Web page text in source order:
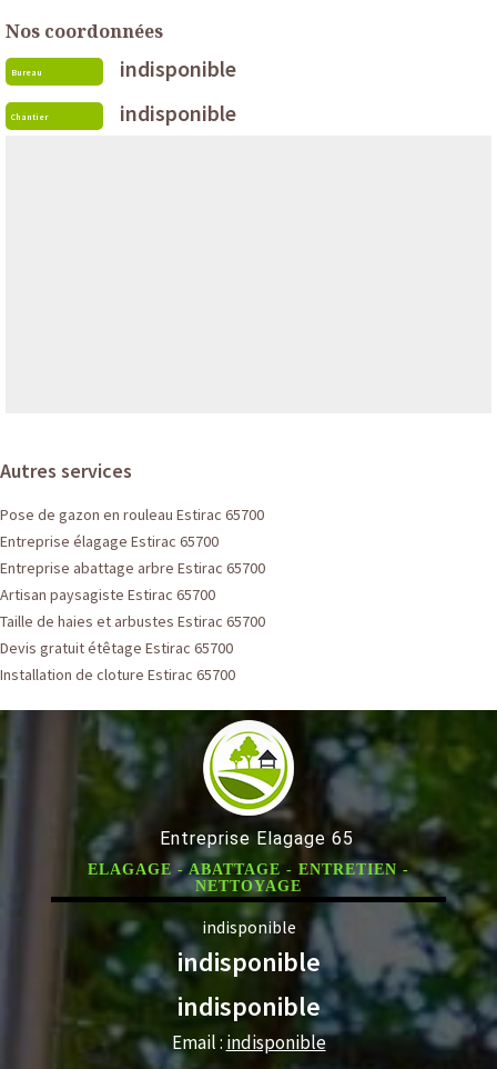
Nos coordonnées
Bureau indisponible
Chantier indisponible
Autres services
Pose de gazon en rouleau Estirac 65700
Entreprise élagage Estirac 65700
Entreprise abattage arbre Estirac 65700
Artisan paysagiste Estirac 65700
Taille de haies et arbustes Estirac 65700
Devis gratuit étêtage Estirac 65700
Installation de cloture Estirac 65700
Entreprise Elagage 65
ELAGAGE - ABATTAGE - ENTRETIEN -
NETTOYAGE
indisponible
indisponible
indisponible
Email : indisponible